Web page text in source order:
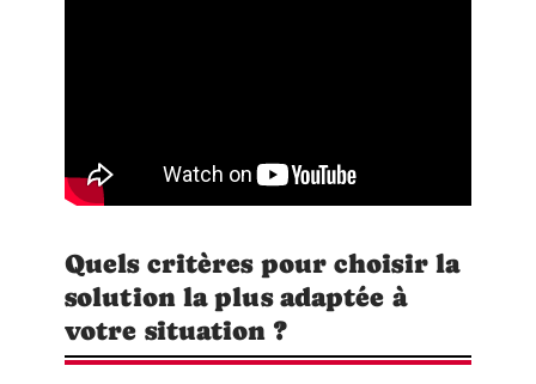
Quels critères pour choisir la
solution la plus adaptée à
votre situation ?